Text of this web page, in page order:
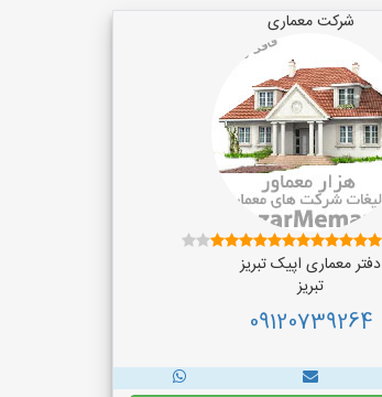
شرکت معماری
دفتر معماری اپیک تبریز
تبریز
09120739264